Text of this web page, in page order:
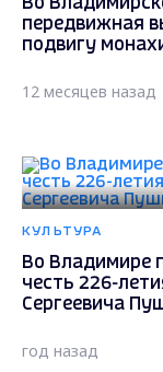
Во
передвижная
подвигу
12 месяцев назад
КУЛЬТУРА
Во Владимире
честь 226-
Сергеевича
год назад